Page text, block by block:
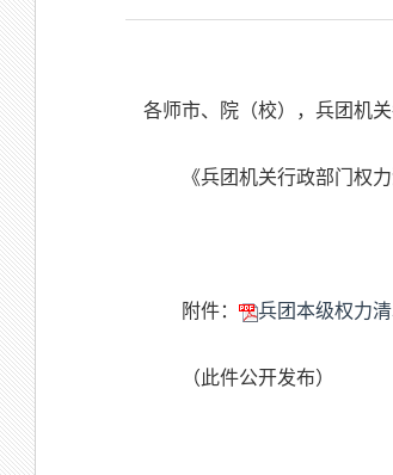
各师市、院（校），兵团机
《兵团机关行政部门权
附件： 兵团本级权力
（此件公开发布）